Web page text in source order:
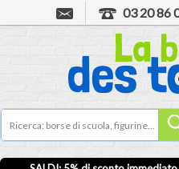
03 20 86